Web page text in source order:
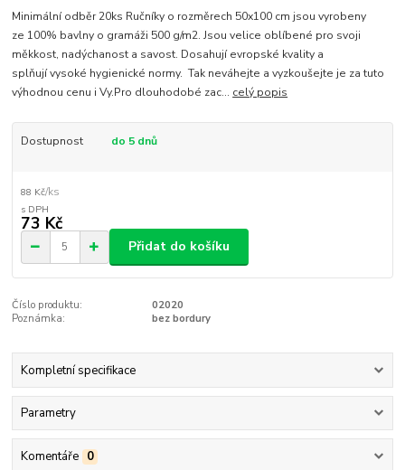
Minimální odběr 20ks Ručníky o rozměrech 50x100 cm jsou vyrobeny
ze 100% bavlny o gramáži 500 g/m2. Jsou velice oblíbené pro svoji
měkkost, nadýchanost a savost. Dosahují evropské kvality a
splňují vysoké hygienické normy. Tak neváhejte a vyzkoušejte je za tuto
výhodnou cenu i Vy.Pro dlouhodobé zac... celý popis
Dostupnost do 5 dnů
88 Kč/ks
73 Kč
Přidat do košíku
Číslo produktu:
02020
Poznámka:
bez bordury
Kompletní specifikace
Parametry
Komentáře 0